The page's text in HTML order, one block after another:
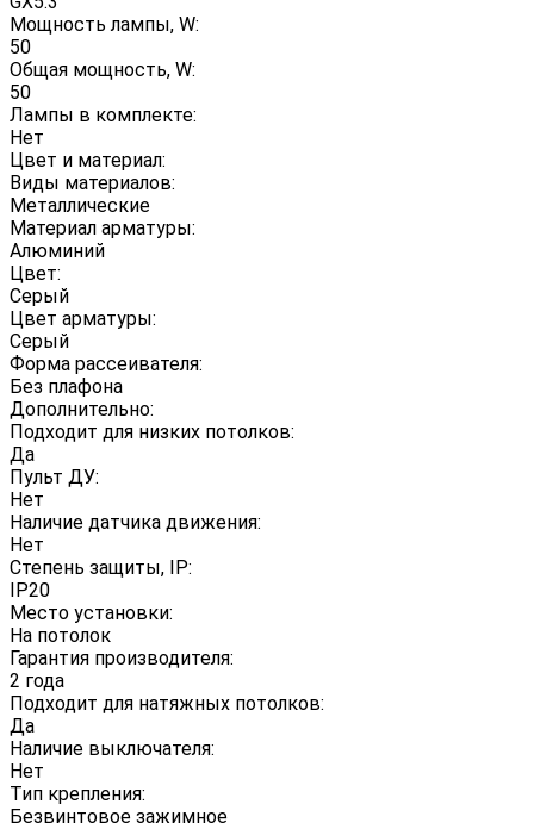
Мощность лампы, W:
50
Общая мощность, W:
50
Лампы в комплекте:
Нет
Цвет и материал:
Виды материалов:
Металлические
Материал арматуры:
Алюминий
Цвет:
Серый
Цвет арматуры:
Серый
Форма рассеивателя:
Без плафона
Дополнительно:
Подходит для низких потолков:
Да
Пульт ДУ:
Нет
Наличие датчика движения:
Нет
Степень защиты, IP:
IP20
Место установки:
На потолок
Гарантия производителя:
2 года
Подходит для натяжных потолков:
Да
Наличие выключателя:
Нет
Тип крепления:
Безвинтовое зажимное